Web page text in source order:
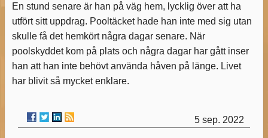
En stund senare är han på väg hem, lycklig över att ha
utfört sitt uppdrag. Pooltäcket hade han inte med sig utan
skulle få det hemkört några dagar senare. När
poolskyddet kom på plats och några dagar har gått inser
han att han inte behövt använda håven på länge. Livet
har blivit så mycket enklare.
5 sep. 2022